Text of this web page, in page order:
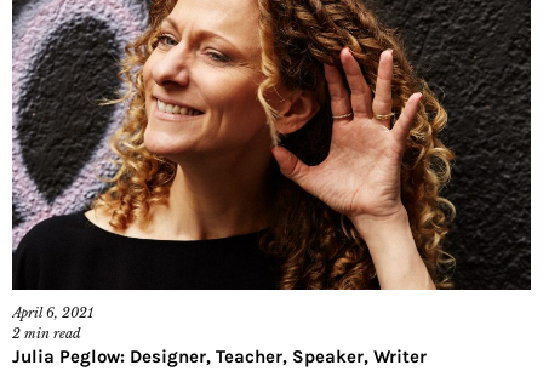
April 6, 2021
2 min read
Julia Peglow: Designer, Teacher, Speaker, Writer